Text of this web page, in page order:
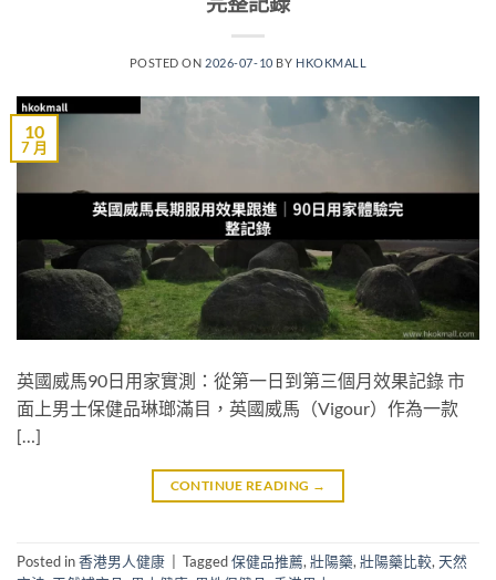
POSTED ON 2026-07-10 BY HKOKMALL
10
7 月
英國威馬90日用家實測：從第一日到第三個月效果記錄 市
面上男士保健品琳瑯滿目，英國威馬（Vigour）作為一款
[…]
CONTINUE READING →
Posted in香港男人健康 Tagged保健品推薦,壯陽藥,壯陽藥比較,天然